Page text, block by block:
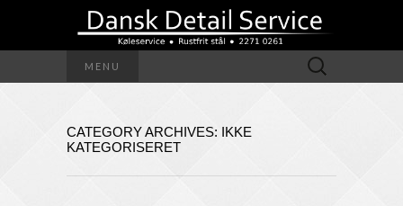
MENU
Søg
efter:
CATEGORY ARCHIVES: IKKE
KATEGORISERET